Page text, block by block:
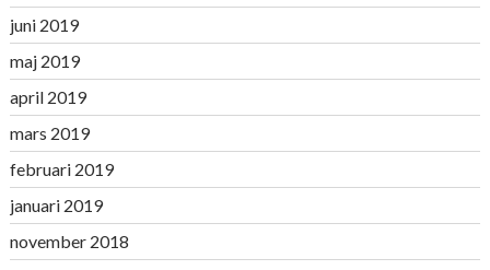
juni 2019
maj 2019
april 2019
mars 2019
februari 2019
januari 2019
november 2018